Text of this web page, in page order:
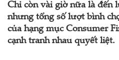
Chỉ còn vài giờ nữa là đến
nhưng tổng số lượt bình
của hạng mục Consumer
cạnh tranh nhau quyết liệt.